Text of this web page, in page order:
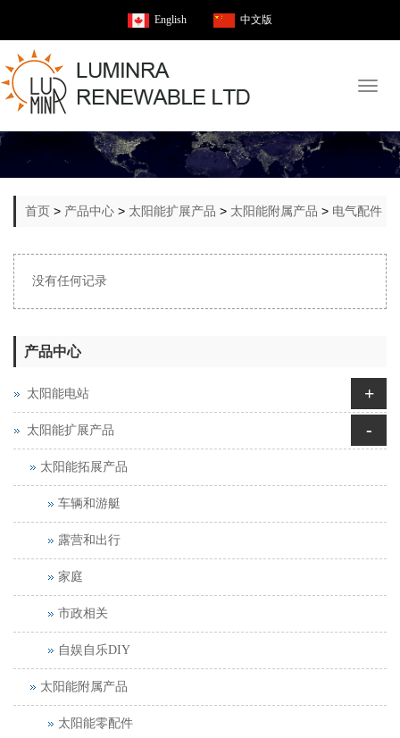
English 中文版
首页 > 产品中心 > 太阳能扩展产品 > 太阳能附属产品 > 电气配件
没有任何记录
产品中心
太阳能电站 +
太阳能扩展产品 -
太阳能拓展产品
车辆和游艇
露营和出行
家庭
市政相关
自娱自乐DIY
太阳能附属产品
太阳能零配件